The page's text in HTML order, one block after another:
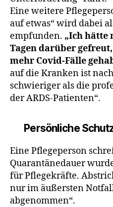
Eine weitere
auf etwas“ wird dabei
empfunden. „Ich hätte
Tagen darüber
mehr Covid-Fälle
auf die Kranken ist
schwieriger als die
der ARDS-Patienten“.
Persönliche
Eine Pflegeperson
Quarantänedauer
für Pflegekräfte.
nur im äußersten
abgenom­men“.